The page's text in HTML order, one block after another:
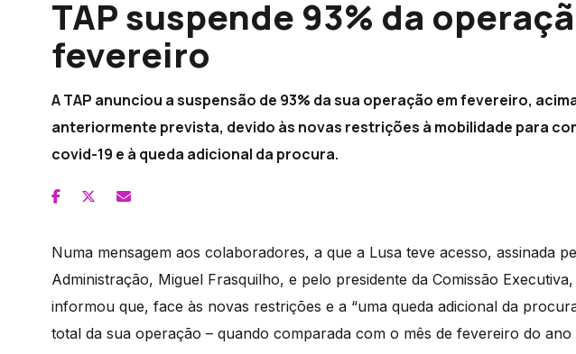
TAP suspende 93% da
fevereiro
A TAP anunciou a suspensão de 93% da sua operação em fevereiro,
anteriormente prevista, devido às novas restrições à mobilidade para
covid-19 e à queda adicional da procura.
Numa mensagem aos colaboradores, a que a Lusa teve acesso, assinada
Administração, Miguel Frasquilho, e pelo presidente da Comissão
informou que, face às novas restrições e a “uma queda adicional da
total da sua operação – quando comparada com o mês de fevereiro do ano